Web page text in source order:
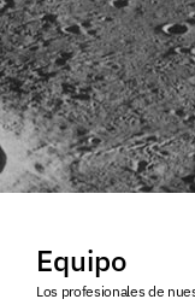
Equipo
Los profesionales de